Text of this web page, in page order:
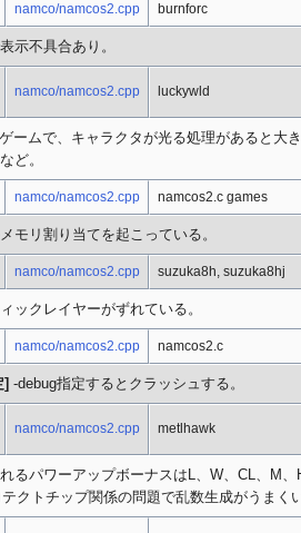
namco/namcos2.cpp burnforc
示不具合あり。
namco/namcos2.cpp luckywld
ームで、キャラクタが光る処理があると大
ど。
namco/namcos2.cpp namcos2.c games
モリ割り当てを起こっている。
namco/namcos2.cpp suzuka8h, suzuka8hj
ックレイヤーがずれている。
namco/namcos2.cpp namcos2.c
] -debug指定するとクラッシュする。
namco/namcos2.cpp metlhawk
るパワーアップボーナスはL、W、CL、M
クトチップ関係の問題で乱数生成がうまく